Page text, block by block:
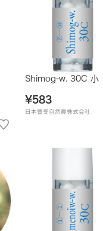
Shimog-w. 30C 小
¥583
日本豊受自然農株式会社